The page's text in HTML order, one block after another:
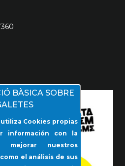
BÀSICA SOBRE
Cookies propias
información con la
mejorar nuestros
el análisis de sus